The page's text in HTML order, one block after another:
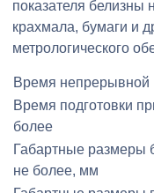
показателя белизны
крахмала, бумаги и
метрологического
Время непрерывной
Время подготовки
более
Габартные размеры
не более, мм